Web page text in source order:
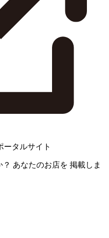
ータルサイト
あなたのお店を 掲載しま